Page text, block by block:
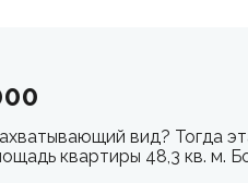
вид? Тогда
квартиры 48,3 кв. м.